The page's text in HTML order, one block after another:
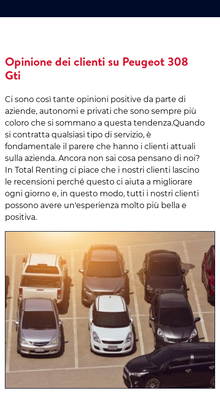
Opinione dei clienti su Peugeot 308
Gti
Ci sono così tante opinioni positive da parte di
aziende, autonomi e privati che sono sempre più
coloro che si sommano a questa tendenza.Quando
si contratta qualsiasi tipo di servizio, è
fondamentale il parere che hanno i clienti attuali
sulla azienda. Ancora non sai cosa pensano di noi?
In Total Renting ci piace che i nostri clienti lascino
le recensioni perché questo ci aiuta a migliorare
ogni giorno e, in questo modo, tutti i nostri clienti
possono avere un'esperienza molto più bella e
positiva.